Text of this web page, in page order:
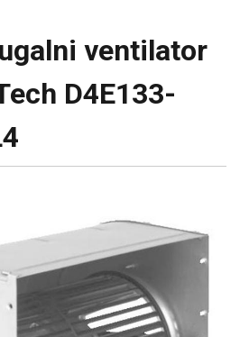
ventilator
D4E133-